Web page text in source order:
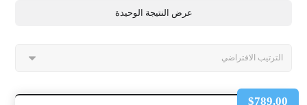
عرض النتيجة الوحيدة
$789.00